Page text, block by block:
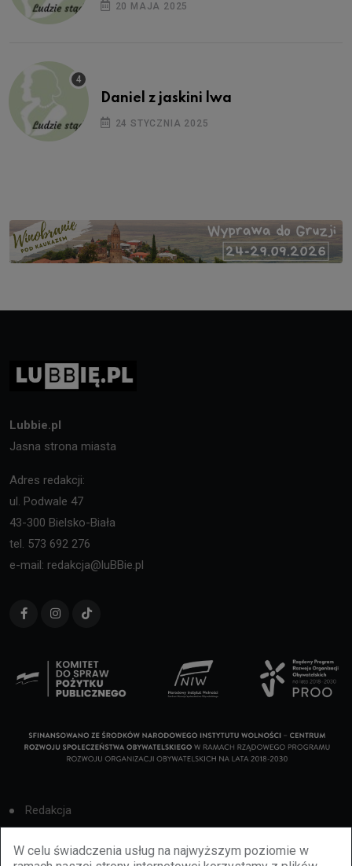
W celu świadczenia usług na najwyższym poziomie w
20 MAJA 2025
Daniel z jaskini lwa
24 STYCZNIA 2025
Lubbie.pl
Jasna strona miasta
Adres redakcji:
ul. Podwale 47
43-300 Bielsko-Biała
tel. 573 692 276
e-mail: redakcja@luBBie.pl
Redakcja
Cookies